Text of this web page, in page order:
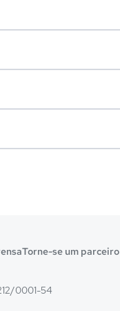
Torne-se um parceiro
0001-54